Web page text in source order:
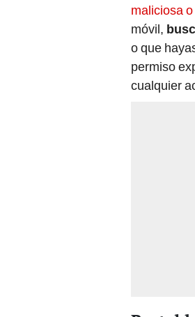
maliciosa
móvil,
o que
permiso
cualquier